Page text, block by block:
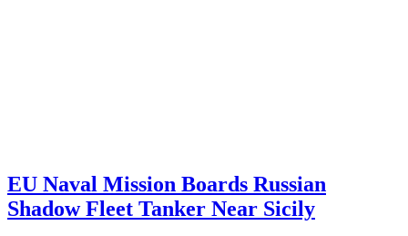
EU Naval Mission Boards Russian
Shadow Fleet Tanker Near Sicily